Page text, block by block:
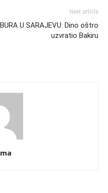
Next article
BURA U SARAJEVU: Dino oštro
uzvratio Bakiru